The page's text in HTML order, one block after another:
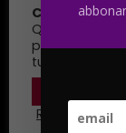
Cookie &
Questo sito
per
tuo consenso
Rifiuta tutto